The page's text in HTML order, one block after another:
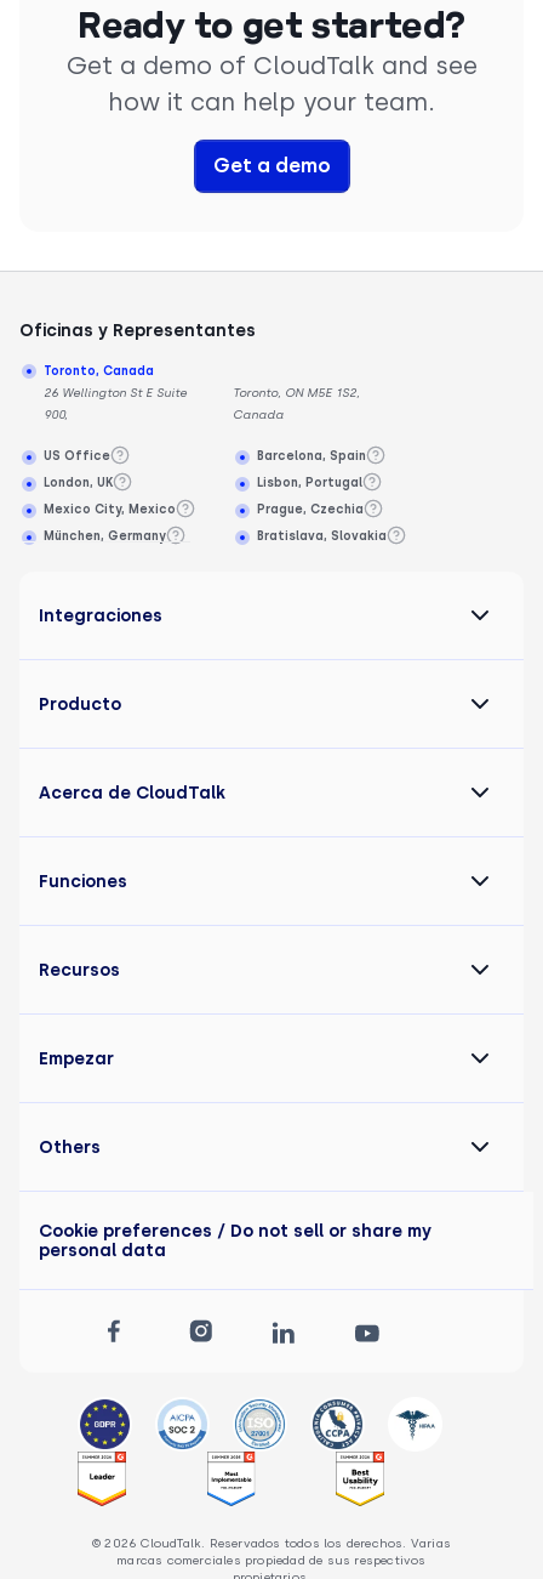
Ready to get started?
Get a demo of CloudTalk and see
how it can help your team.
Get a demo
Oficinas y Representantes
Toronto, Canada
26 Wellington St E Suite
900,
Toronto, ON M5E 1S2,
Canada
US Office
London, UK
Mexico City, Mexico
München, Germany
Barcelona, Spain
Lisbon, Portugal
Prague, Czechia
Bratislava, Slovakia
Integraciones
Producto
Acerca de CloudTalk
Funciones
Recursos
Empezar
© 2026 CloudTalk. Reservados todos los derechos. Varias
marcas comerciales propiedad de sus respectivos
Others
Cookie preferences / Do not sell or share my
personal data